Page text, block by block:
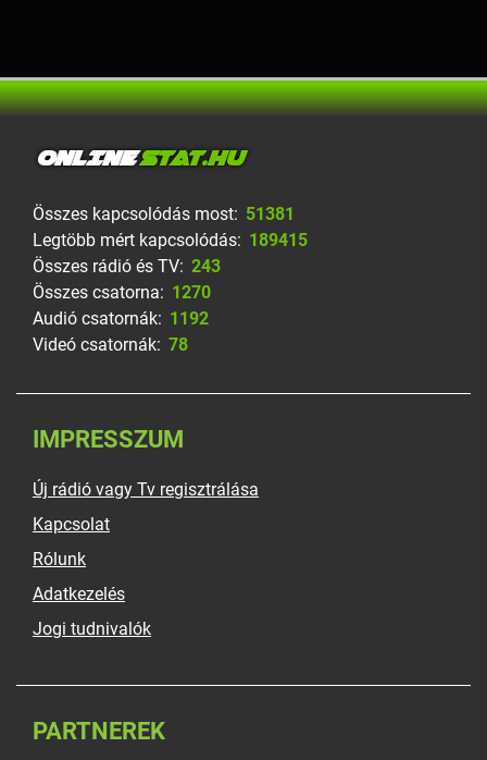
ONLINESTAT.HU
Összes kapcsolódás most: 51381
Legtöbb mért kapcsolódás: 189415
Összes rádió és TV: 243
Összes csatorna: 1270
Audió csatornák: 1192
Videó csatornák: 78
IMPRESSZUM
Új rádió vagy Tv regisztrálása
Kapcsolat
Rólunk
Adatkezelés
Jogi tudnivalók
PARTNEREK